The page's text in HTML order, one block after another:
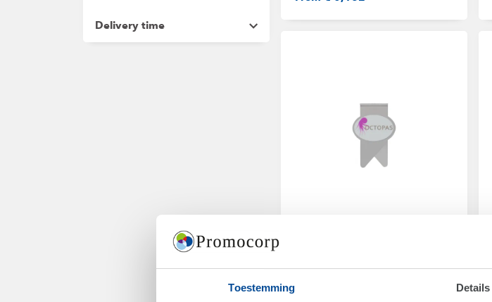
Toestemming Details
Delivery time